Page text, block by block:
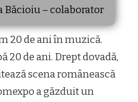
Băcioiu – colaborator
20 de ani în muzică.
20 de ani. Drept dovadă,
scena românească
a găzduit un